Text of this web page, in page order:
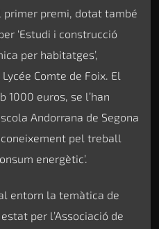
primer premi, dotat també
‘Estudi i construcció
per habitatges’,
Comte de Foix. El
1000 euros, se l’han
Andorrana de Segona
pel treball
energètic’.
entorn la temàtica de
per l’Associació de